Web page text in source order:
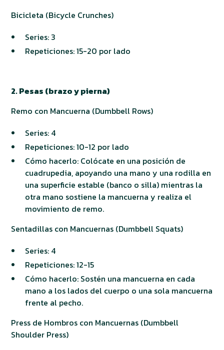
Bicicleta (Bicycle Crunches)
Series: 3
Repeticiones: 15-20 por lado
2. Pesas (brazo y pierna)
Remo con Mancuerna (Dumbbell Rows)
Series: 4
Repeticiones: 10-12 por lado
Cómo hacerlo: Colócate en una posición de
cuadrupedia, apoyando una mano y una rodilla en
una superficie estable (banco o silla) mientras la
otra mano sostiene la mancuerna y realiza el
movimiento de remo.
Sentadillas con Mancuernas (Dumbbell Squats)
Series: 4
Repeticiones: 12-15
Cómo hacerlo: Sostén una mancuerna en cada
mano a los lados del cuerpo o una sola mancuerna
frente al pecho.
Press de Hombros con Mancuernas (Dumbbell
Shoulder Press)